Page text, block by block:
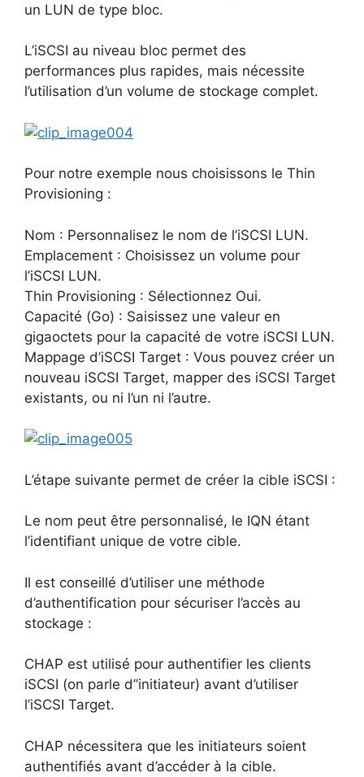
un LUN de type bloc.
L’iSCSI au niveau bloc permet des
performances plus rapides, mais nécessite
l’utilisation d’un volume de stockage complet.
Pour notre exemple nous choisissons le Thin
Provisioning :
Nom : Personnalisez le nom de l’iSCSI LUN.
Emplacement : Choisissez un volume pour
l’iSCSI LUN.
Thin Provisioning : Sélectionnez Oui.
Capacité (Go) : Saisissez une valeur en
gigaoctets pour la capacité de votre iSCSI LUN.
Mappage d’iSCSI Target : Vous pouvez créer un
nouveau iSCSI Target, mapper des iSCSI Target
existants, ou ni l’un ni l’autre.
L’étape suivante permet de créer la cible iSCSI :
Le nom peut être personnalisé, le IQN étant
l’identifiant unique de votre cible.
Il est conseillé d’utiliser une méthode
d’authentification pour sécuriser l’accès au
stockage :
CHAP est utilisé pour authentifier les clients
iSCSI (on parle d’’initiateur) avant d’utiliser
l’iSCSI Target.
CHAP nécessitera que les initiateurs soient
authentifiés avant d’accéder à la cible.